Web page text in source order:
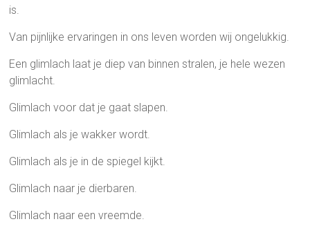
is.
Van pijnlijke ervaringen in ons leven worden wij ongelukkig.
Een glimlach laat je diep van binnen stralen, je hele wezen
glimlacht.
Glimlach voor dat je gaat slapen.
Glimlach als je wakker wordt.
Glimlach als je in de spiegel kijkt.
Glimlach naar je dierbaren.
Glimlach naar een vreemde.